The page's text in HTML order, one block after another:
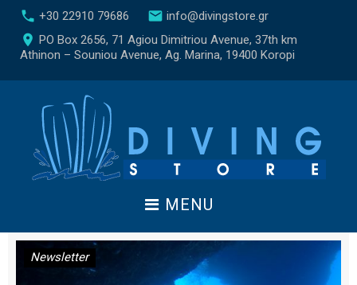
t
call +30 22910 79686 email info@divingstore.gr
place PO Box 2656, 71 Agiou Dimitriou Avenue, 37th km
Athinon – Souniou Avenue, Ag. Marina, 19400 Koropi
MENU
Newsletter